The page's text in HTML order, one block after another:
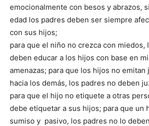
emocionalmente con besos y abrazos,
edad los padres deben ser siempre
con sus hijos;
para que el niño no crezca con miedos,
deben educar a los hijos con base en
amenazas; para que los hijos no
hacia los demás, los padres no deben
para que el hijo no etiquete a otras
debe etiquetar a sus hijos; para que un
sumiso y pasivo, los padres no lo